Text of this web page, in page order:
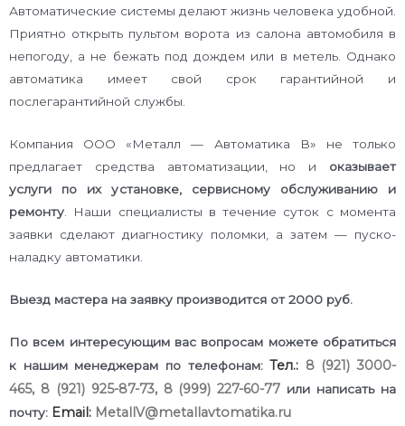
Автоматические системы делают жизнь человека удобной.
Приятно открыть пультом ворота из салона автомобиля в
непогоду, а не бежать под дождем или в метель. Однако
автоматика имеет свой срок гарантийной и
послегарантийной службы.
Компания ООО «Металл — Автоматика В» не только
предлагает средства автоматизации, но и оказывает
услуги по их установке, сервисному обслуживанию и
ремонту . Наши специалисты в течение суток с момента
заявки сделают диагностику поломки, а затем — пуско-
наладку автоматики.
Выезд мастера на заявку производится от 2000 руб.
По всем интересующим вас вопросам можете обратиться
к нашим менеджерам по телефонам:Тел.: 8 (921) 3000-
465, 8 (921) 925-87-73, 8 (999) 227-60-77 или написать на
почту: Email: MetallV@metallavtomatika.ru